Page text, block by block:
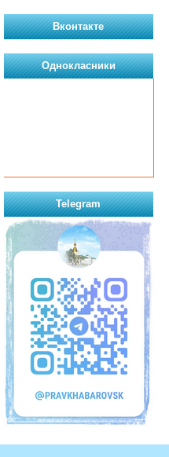
Вконтакте
Однокласники
Telegram